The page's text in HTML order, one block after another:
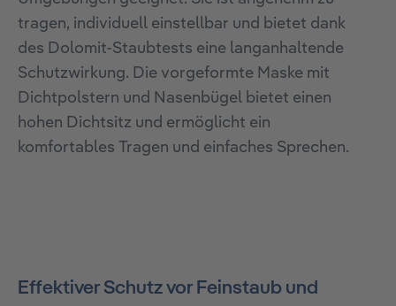
tragen, individuell einstellbar und bietet dank
des Dolomit-Staubtests eine langanhaltende
Schutzwirkung. Die vorgeformte Maske mit
Dichtpolstern und Nasenbügel bietet einen
hohen Dichtsitz und ermöglicht ein
komfortables Tragen und einfaches Sprechen.
Effektiver Schutz vor Feinstaub und